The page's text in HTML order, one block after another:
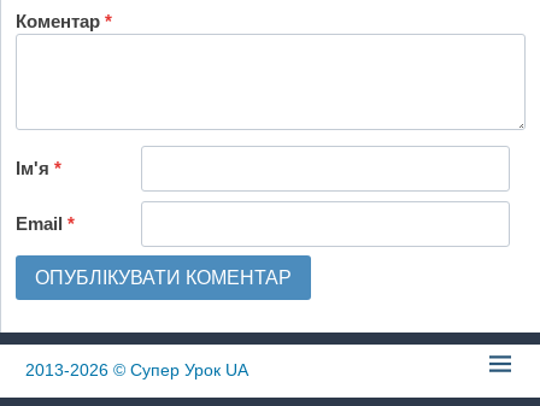
Коментар*
Ім'я*
Email*
2013-2026 © Супер Урок UA